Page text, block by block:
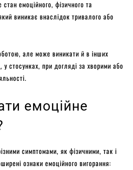
емоційного, фізичного та
виникає внаслідок тривалого або
але може виникати й в інших
стосунках, при догляді за хворими або
емоційне
симптомами, як фізичними, так і
ознаки емоційного вигорання: